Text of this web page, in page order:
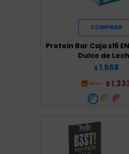
Protein Bar Caja x16
Dulce de
$ 1.568
$